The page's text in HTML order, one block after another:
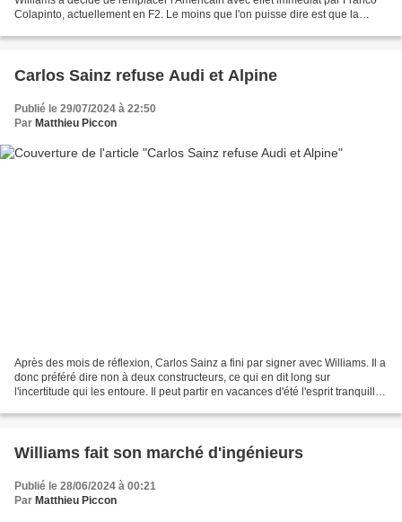
Colapinto, actuellement en F2. Le moins que l'on puisse dire est que la
Carlos Sainz refuse Audi et Alpine
Publié le 29/07/2024 à 22:50
Par Matthieu Piccon
Après des mois de réflexion, Carlos Sainz a fini par signer avec Williams. Il a
donc préféré dire non à deux constructeurs, ce qui en dit long sur
l'incertitude qui les entoure. Il peut partir en vacances d'été l'esprit tranquille :
Williams fait son marché d'ingénieurs
Publié le 28/06/2024 à 00:21
Par Matthieu Piccon